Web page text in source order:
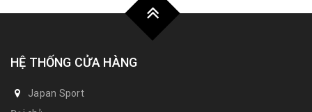
HỆ THỐNG CỬA HÀNG
Japan Sport